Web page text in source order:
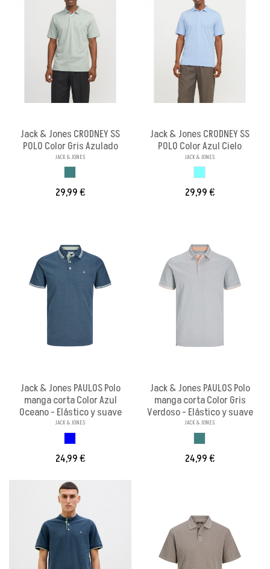
Jack & Jones CRODNEY SS
POLO Color Gris Azulado
JACK & JONES
29,99 €
Jack & Jones CRODNEY SS
POLO Color Azul Cielo
JACK & JONES
29,99 €
Jack & Jones PAULOS Polo
manga corta Color Azul
Oceano - Elástico y suave
JACK & JONES
24,99 €
Jack & Jones PAULOS Polo
manga corta Color Gris
Verdoso - Elástico y suave
JACK & JONES
24,99 €